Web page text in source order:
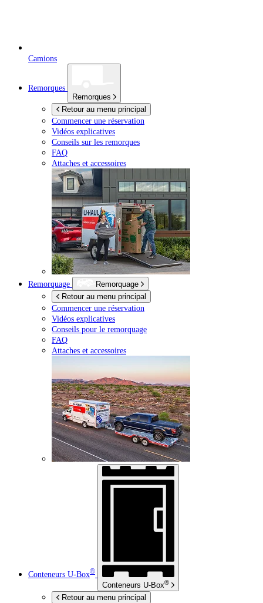
Camions
Remorques
Remorques
Retour au menu principal
Commencer une réservation
Vidéos explicatives
Conseils sur les remorques
FAQ
Attaches et accessoires
Remorquage
Remorquage
Retour au menu principal
Commencer une réservation
Vidéos explicatives
Conseils pour le remorquage
FAQ
Attaches et accessoires
Conteneurs U-Box®
Conteneurs U-Box®
Retour au menu principal